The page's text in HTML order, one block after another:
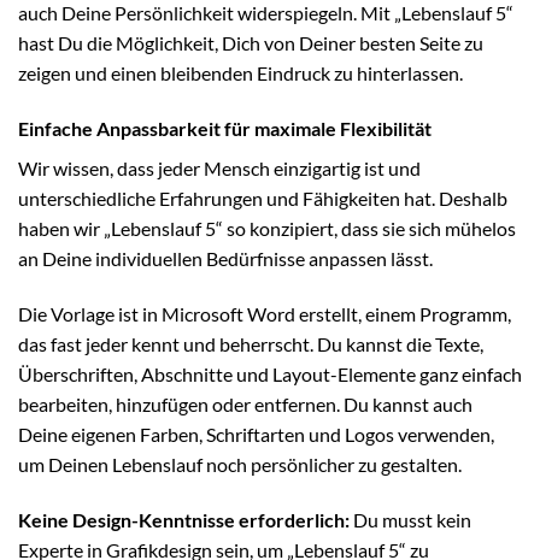
auch Deine Persönlichkeit widerspiegeln. Mit „Lebenslauf 5“
hast Du die Möglichkeit, Dich von Deiner besten Seite zu
zeigen und einen bleibenden Eindruck zu hinterlassen.
Einfache Anpassbarkeit für maximale Flexibilität
Wir wissen, dass jeder Mensch einzigartig ist und
unterschiedliche Erfahrungen und Fähigkeiten hat. Deshalb
haben wir „Lebenslauf 5“ so konzipiert, dass sie sich mühelos
an Deine individuellen Bedürfnisse anpassen lässt.
Die Vorlage ist in Microsoft Word erstellt, einem Programm,
das fast jeder kennt und beherrscht. Du kannst die Texte,
Überschriften, Abschnitte und Layout-Elemente ganz einfach
bearbeiten, hinzufügen oder entfernen. Du kannst auch
Deine eigenen Farben, Schriftarten und Logos verwenden,
um Deinen Lebenslauf noch persönlicher zu gestalten.
Keine Design-Kenntnisse erforderlich: Du musst kein
Experte in Grafikdesign sein, um „Lebenslauf 5“ zu